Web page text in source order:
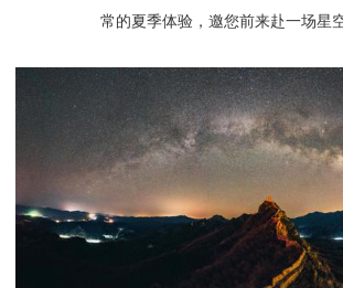
常的夏季体验，邀您前来赴一场星